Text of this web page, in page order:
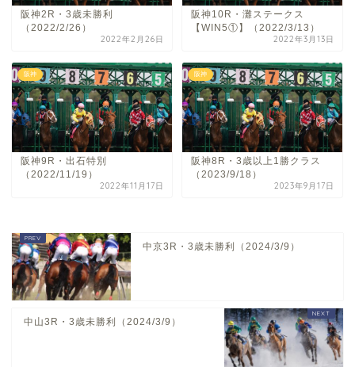
阪神2R・3歳未勝利
（2022/2/26）
2022年2月26日
阪神10R・灘ステークス
【WIN5①】（2022/3/13）
2022年3月13日
阪神
阪神9R・出石特別
（2022/11/19）
2022年11月17日
阪神
阪神8R・3歳以上1勝クラス
（2023/9/18）
2023年9月17日
中京3R・3歳未勝利（2024/3/9）
中山3R・3歳未勝利（2024/3/9）